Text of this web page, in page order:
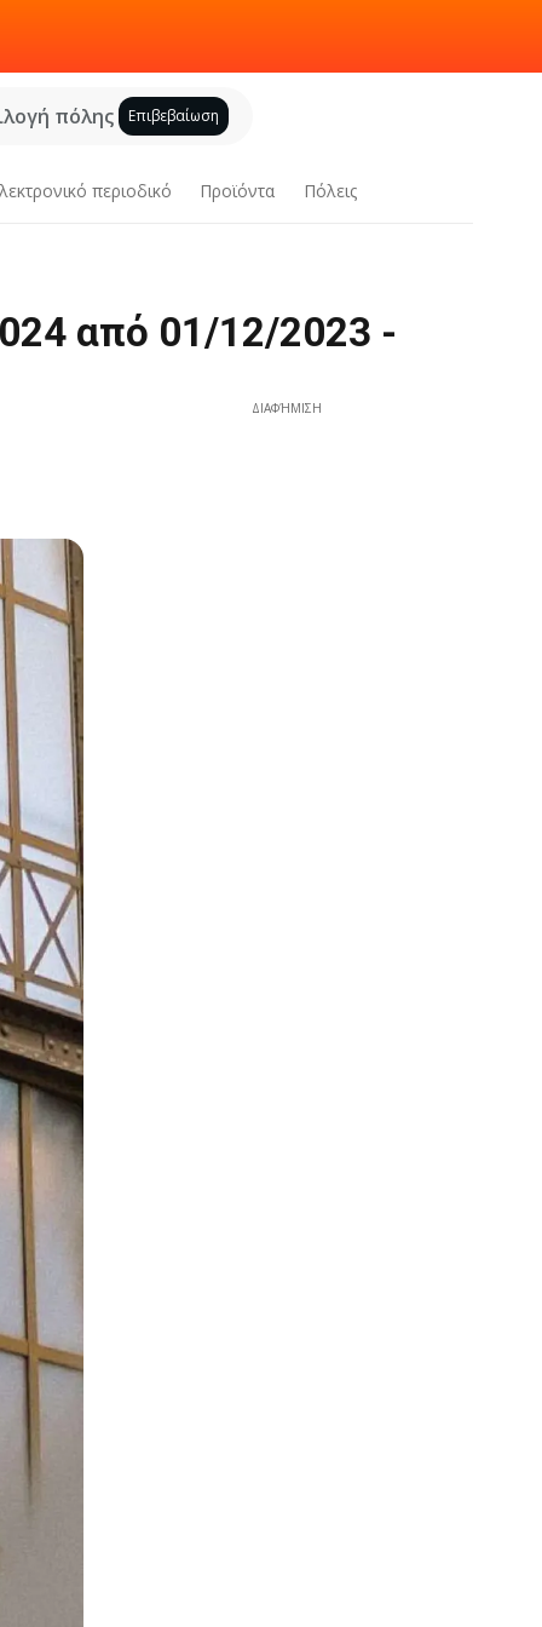
πόλης Επιβεβαίωση
περιοδικό Προϊόντα Πόλεις
από 01/12/2023 -
ΔΙΑΦΉΜΙΣΗ